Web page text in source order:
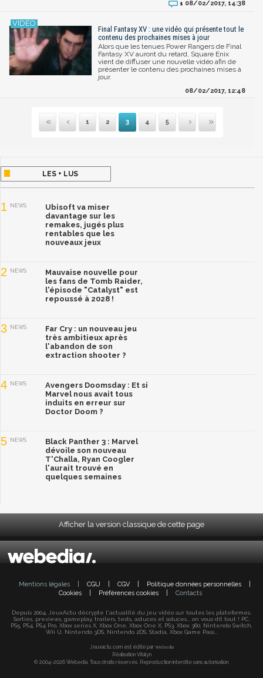
1 08/02/2017, 14:38
Final Fantasy XV : une vidéo qui présente tout le
contenu des prochaines mises à jour
Alors que les tenues Power Rangers de Final
Fantasy XV auront du retard, Square Enix
vient de diffuser une nouvelle vidéo afin de
présenter le contenu des prochaines mises à
jour.
08/02/2017, 12:48
Première
Précédente
1 2 3 4 5
Suivante
Dernière
LES + LUS
1 NEWS
Ubisoft va miser
davantage sur les
remakes, jugés plus
rentables que les
nouveaux jeux
2 NEWS
Mauvaise nouvelle pour
les fans de Tomb Raider,
l'épisode "Catalyst" est
repoussé à 2028 !
3 NEWS
Far Cry : un nouveau jeu
très ambitieux après
l'abandon de son
extraction shooter ?
4 NEWS
Avengers Doomsday : Et si
Marvel nous avait tous
induits en erreur sur
Doctor Doom ?
5 NEWS
Black Panther 3 : Marvel
dévoile son nouveau
T'Challa, Ryan Coogler
l'aurait trouvé en
quelques semaines
Afficher la version classique de cette page
Mentions légales CGU CGV Politique données personnelles
Cookies
Préférences cookies Contacts
Depuis 2004, JeuxActu décrypte l'actualité du jeu vidéo sur toutes les plateformes.
Sorties, previews, gameplay, trailers, tests, astuces et soluces... on vous dit tout ! PC,
PS5, PS4, PS4 Pro, Xbox series X, Xbox One, Xbox One X, PS3, Xbox 360, Nintendo Switch,
Wii U, Nintendo 3DS, Nintendo 2DS, Stadia, Xbox Game Pass...
Jeuxactu.com est édité par Webedia
Réalisation Vitalyn
© 2004-2026 Webedia. Tous droits réservés. Reproduction interdite sans autorisation.